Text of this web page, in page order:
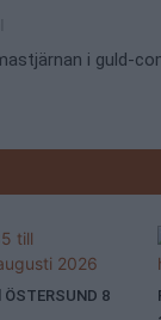
i guld-
8